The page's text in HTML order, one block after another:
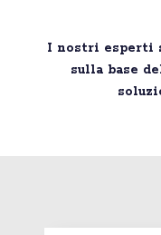
I nostri esperti
sulla base